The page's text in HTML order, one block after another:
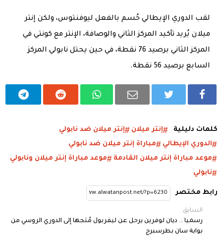
لقب الدوري الإيطالي حُسم بالفعل ليوفنتوس، ولكن إنتر
ميلان يُريد تأكيد المركز الثاني والوصافة، الإنتر مع كونتي في
المركز الثاني برصيد 76 نقطة، في حين يحتل نابولي المركز
السابع برصيد 56 نقطة.
كلمات دليلية إنتر ميلان
إنتر ميلان ضد نابولي
الدوري الإيطالي
مباراة إنتر ميلان ضد نابولي
موعد مباراة إنتر ميلان القادمة
موعد مباراة إنتر ميلان ونابولي
نابولي
رابط مختصر
السابق
رسميا .. ديان لوفرين يرحل عن ليفربول مُتجها إلى الدوري الروسي من
بوابة سان بطرسبرج